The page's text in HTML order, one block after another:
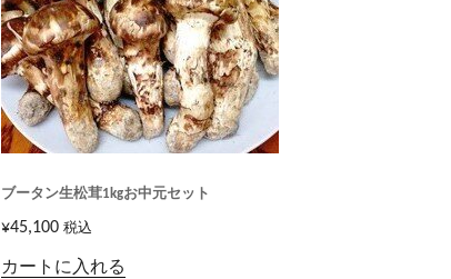
ブータン生松茸1kgお中元セット
¥45,100 税込
カートに入れる